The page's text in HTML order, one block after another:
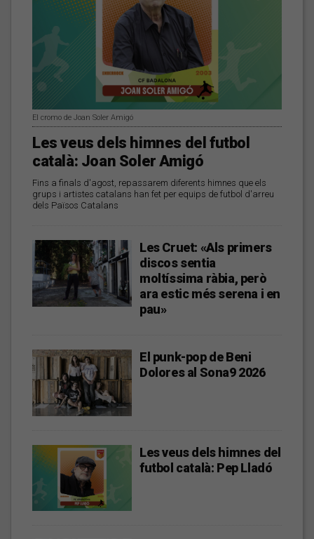
El cromo de Joan Soler Amigó
Les veus dels himnes del futbol
català: Joan Soler Amigó
Fins a finals d'agost, repassarem diferents himnes que els
grups i artistes catalans han fet per equips de futbol d'arreu
dels Països Catalans
Les Cruet: «Als primers
discos sentia
moltíssima ràbia, però
ara estic més serena i en
pau»
El punk-pop de Beni
Dolores al Sona9 2026
Les veus dels himnes del
futbol català: Pep Lladó